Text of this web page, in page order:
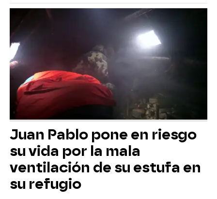
Juan Pablo pone en riesgo
su vida por la mala
ventilación de su estufa en
su refugio